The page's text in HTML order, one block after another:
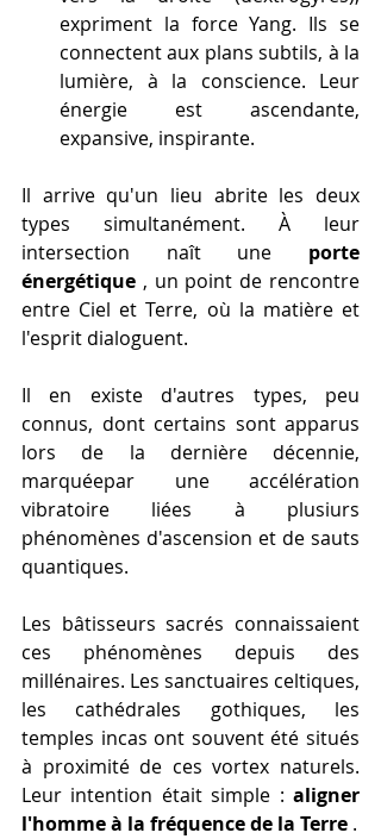
expriment la force Yang. Ils se
connectent aux plans subtils, à la
lumière, à la conscience. Leur
énergie est ascendante,
expansive, inspirante.
Il arrive qu'un lieu abrite les deux
types simultanément. À leur
intersection naît une porte
énergétique , un point de rencontre
entre Ciel et Terre, où la matière et
l'esprit dialoguent.
Il en existe d'autres types, peu
connus, dont certains sont apparus
lors de la dernière décennie,
marquéepar une accélération
vibratoire liées à plusiurs
phénomènes d'ascension et de sauts
quantiques.
Les bâtisseurs sacrés connaissaient
ces phénomènes depuis des
millénaires. Les sanctuaires celtiques,
les cathédrales gothiques, les
temples incas ont souvent été situés
à proximité de ces vortex naturels.
Leur intention était simple : aligner
l'homme à la fréquence de la Terre .